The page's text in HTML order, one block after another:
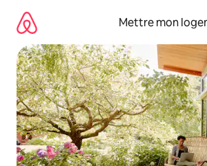
directement
contenu
Mettre mon